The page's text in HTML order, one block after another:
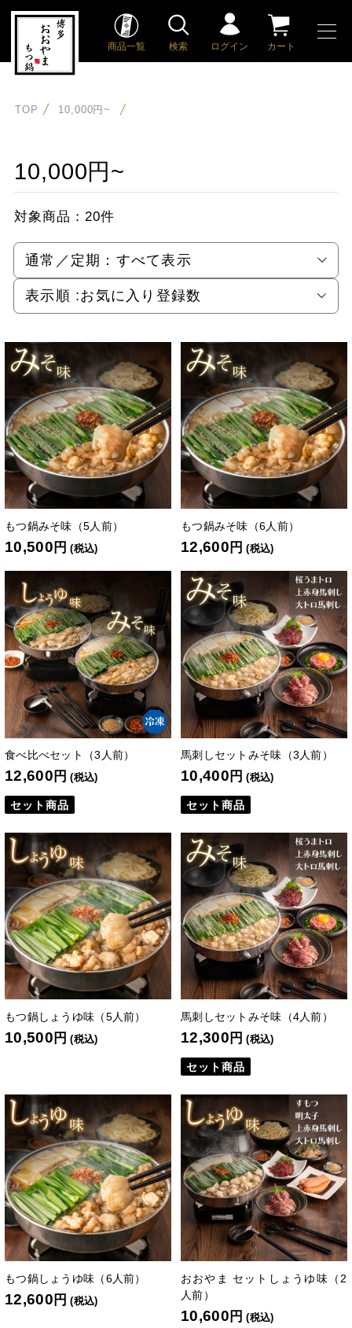
商品一覧 検索 ログイン カート
TOP 10,000円~
10,000円~
対象商品： 20件
通常／定期： すべて表示
表示順 :お気に入り登録数
もつ鍋みそ味（5人前）
10,500 円 (税込)
もつ鍋みそ味（6人前）
12,600 円 (税込)
食べ比べセット（3人前）
12,600 円 (税込)
セット商品
馬刺しセットみそ味（3人前）
10,400 円 (税込)
セット商品
もつ鍋しょうゆ味（5人前）
10,500 円 (税込)
馬刺しセットみそ味（4人前）
12,300 円 (税込)
セット商品
もつ鍋しょうゆ味（6人前）
12,600 円 (税込)
おおやま セットしょうゆ味（2
人前）
10,600 円 (税込)